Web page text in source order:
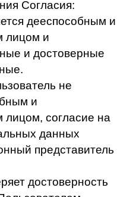
и
с
ОБРАБОТКИ
ДАННЫХ
со дня
и в
для
числе
или до момента